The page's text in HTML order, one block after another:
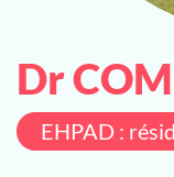
Dr
EHPAD :